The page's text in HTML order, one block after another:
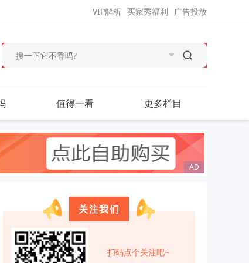
广告投放
买家秀福利
VIP解析
值得一看 更多栏目
关注我们
扫码点个关注吧~